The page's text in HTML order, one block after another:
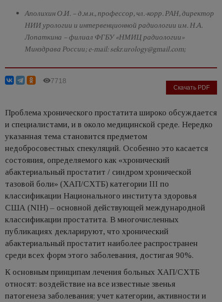
Аполихин О.И. – д.м.н., профессор, чл.-корр. РАН, директор
НИИ урологии и интервенционной радиологии им. Н.А.
Лопаткина – филиал ФГБУ «НМИЦ радиологии»
Минздрава России; e-mail: sekr.urology@gmail.com;
7718
Скачать PDF
Проблема хронического простатита широко обсуждается
и специалистами, и в около медицинской среде. Нередко
указанная тема становится предметом
недобросовестных спекуляций. Особенно это касается
состояния, определяемого как «хронический
абактериальный простатит / синдром хронической
тазовой боли» (ХАП/СХТБ) категории III по
классификации Национального института здоровья
США (NIH) – основной действующей международной
классификации простатита. В многочисленных
публикациях декларируют, что хронический
абактериальный простатит наиболее распространен
среди всех форм этого заболевания, достигая 90%.
К основным принципам лечения больных ХАП/СХТБ
относят: воздействие на все известные звенья
патогенеза заболевания; учет категории, активности и